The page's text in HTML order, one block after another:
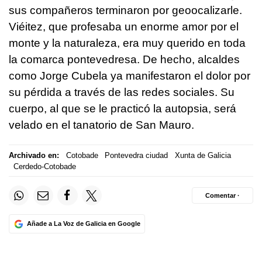
sus compañeros terminaron por geoocalizarle.
Viéitez, que profesaba un enorme amor por el
monte y la naturaleza, era muy querido en toda
la comarca pontevedresa. De hecho, alcaldes
como Jorge Cubela ya manifestaron el dolor por
su pérdida a través de las redes sociales. Su
cuerpo, al que se le practicó la autopsia, será
velado en el tanatorio de San Mauro.
Archivado en: Cotobade Pontevedra ciudad
Xunta de Galicia
Cerdedo-Cotobade
Añade a La Voz de Galicia en Google
Comentar ·